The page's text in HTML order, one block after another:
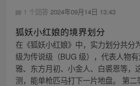
1 个回答 2024年09月14日 13:43
狐妖小红娘的境界划分
在《狐妖小红娘》中，实力划分共分
级为传说级（BUG 级），代表人物
雅、东方月初、小金人、白裘恩等，
测，能单枪匹马打下一片地盘。 第二